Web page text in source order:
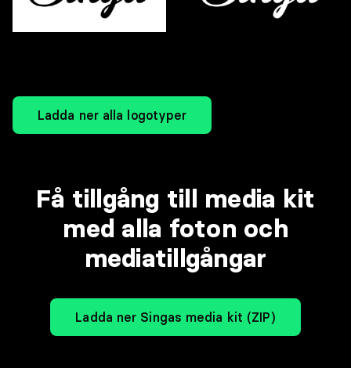
Ladda ner alla logotyper
Få tillgång till media kit
med alla foton och
mediatillgångar
Ladda ner Singas media kit (ZIP)